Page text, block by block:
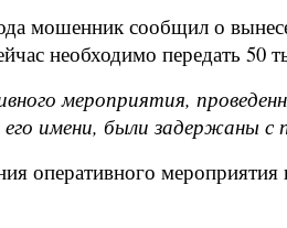
мошенник сообщил о
необходимо передать 50
мероприятия,
имени, были задержаны с
оперативного